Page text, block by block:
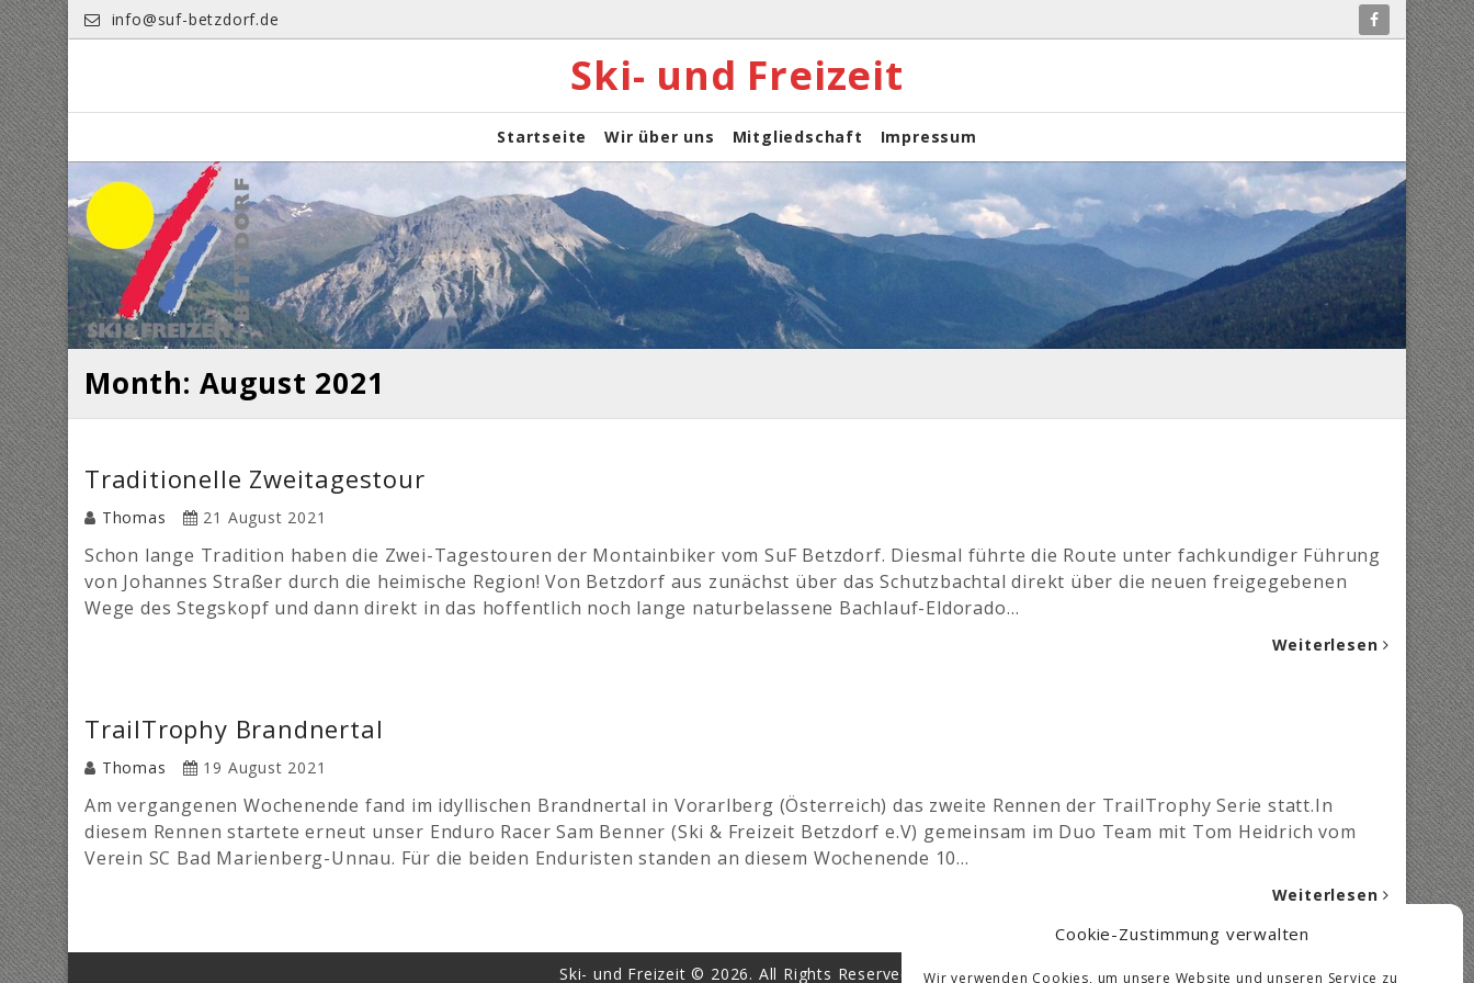
Cookie-Zustimmung verwalten
Wir verwenden Cookies, um unsere Website und unseren Service zu
Skip
to
content
info@suf-betzdorf.de
Ski- und Freizeit
Startseite Wir über uns Mitgliedschaft Impressum
Month: August 2021
Traditionelle Zweitagestour
Thomas 21 August 2021
Schon lange Tradition haben die Zwei-Tagestouren der Montainbiker vom SuF Betzdorf. Diesmal führte die Route unter fachkundiger Führung
von Johannes Straßer durch die heimische Region! Von Betzdorf aus zunächst über das Schutzbachtal direkt über die neuen freigegebenen
Wege des Stegskopf und dann direkt in das hoffentlich noch lange naturbelassene Bachlauf-Eldorado…
Weiterlesen
TrailTrophy Brandnertal
Thomas 19 August 2021
Am vergangenen Wochenende fand im idyllischen Brandnertal in Vorarlberg (Österreich) das zweite Rennen der TrailTrophy Serie statt.In
diesem Rennen startete erneut unser Enduro Racer Sam Benner (Ski & Freizeit Betzdorf e.V) gemeinsam im Duo Team mit Tom Heidrich vom
Verein SC Bad Marienberg-Unnau. Für die beiden Enduristen standen an diesem Wochenende 10…
Weiterlesen
Ski- und Freizeit © 2026. All Rights Reserved.